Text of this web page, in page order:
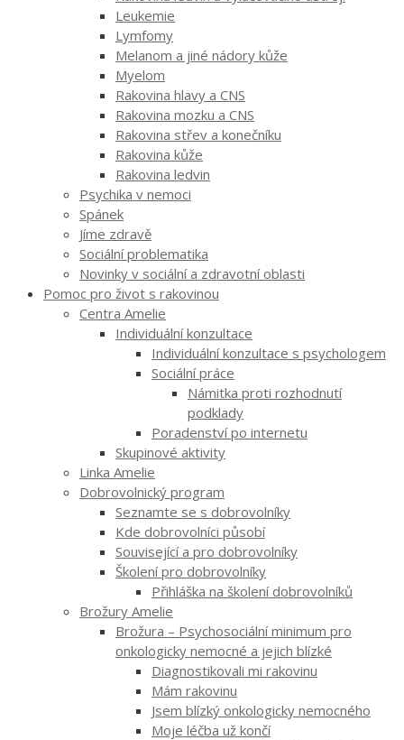
Leukemie
Lymfomy
Melanom a jiné nádory kůže
Myelom
Rakovina hlavy a CNS
Rakovina mozku a CNS
Rakovina střev a konečníku
Rakovina kůže
Rakovina ledvin
Psychika v nemoci
Spánek
Jíme zdravě
Sociální problematika
Novinky v sociální a zdravotní oblasti
Pomoc pro život s rakovinou
Centra Amelie
Individuální konzultace
Individuální konzultace s psychologem
Sociální práce
Námitka proti rozhodnutí
podklady
Poradenství po internetu
Skupinové aktivity
Linka Amelie
Dobrovolnický program
Seznamte se s dobrovolníky
Kde dobrovolníci působí
Související a pro dobrovolníky
Školení pro dobrovolníky
Přihláška na školení dobrovolníků
Brožury Amelie
Brožura – Psychosociální minimum pro
onkologicky nemocné a jejich blízké
Diagnostikovali mi rakovinu
Mám rakovinu
Jsem blízký onkologicky nemocného
Moje léčba už končí